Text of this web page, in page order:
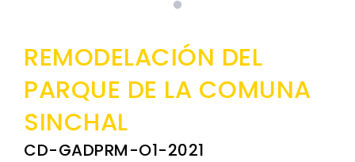
GESTIÓN ADMINISTRATIVA
Plan de desarrollo y Ordenamiento Territorial -
REMODELACIÓN DEL
PARQUE DE LA COMUNA
SINCHAL
CD-GADPRM-O1-2021